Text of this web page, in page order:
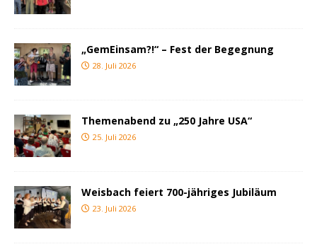
„GemEinsam?!“ – Fest der Begegnung
28. Juli 2026
Themenabend zu „250 Jahre USA“
25. Juli 2026
Weisbach feiert 700-jähriges Jubiläum
23. Juli 2026